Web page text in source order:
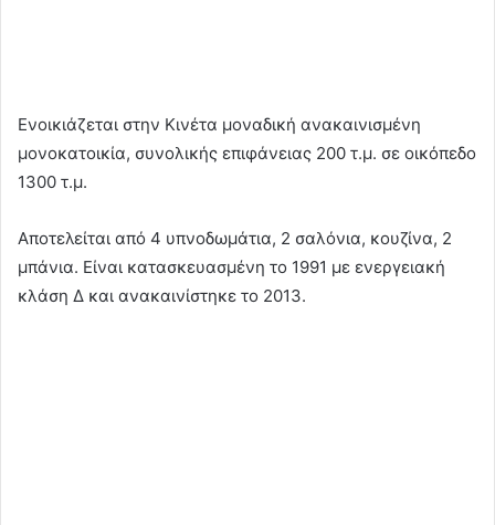
Ενοικιάζεται στην Κινέτα μοναδική ανακαινισμένη
μονοκατοικία, συνολικής επιφάνειας 200 τ.μ. σε οικόπεδο
1300 τ.μ.
Αποτελείται από 4 υπνοδωμάτια, 2 σαλόνια, κουζίνα, 2
μπάνια. Είναι κατασκευασμένη το 1991 με ενεργειακή
κλάση Δ και ανακαινίστηκε το 2013.